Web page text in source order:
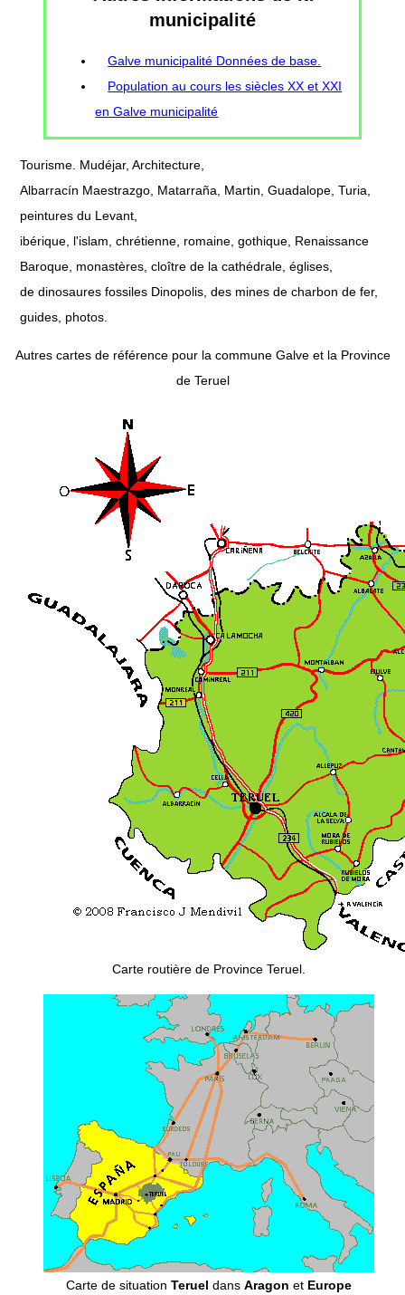
municipalité
Galve municipalité Données de base.
Population au cours les siècles XX et XXI
en Galve municipalité
Tourisme. Mudéjar, Architecture,
Albarracín Maestrazgo, Matarraña, Martin, Guadalope, Turia,
peintures du Levant,
ibérique, l'islam, chrétienne, romaine, gothique, Renaissance
Baroque, monastères, cloître de la cathédrale, églises,
de dinosaures fossiles Dinopolis, des mines de charbon de fer,
guides, photos.
Autres cartes de référence pour la commune Galve et la Province
de Teruel
Carte routière de Province Teruel.
Carte de situation Teruel dans Aragon et Europe